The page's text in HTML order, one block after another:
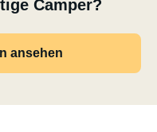
Camper?
ansehen